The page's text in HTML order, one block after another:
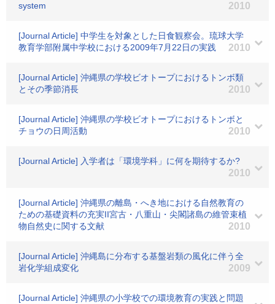
system
2010
[Journal Article] 中学生を対象とした日食観察会。琉球大学
教育学部附属中学校における2009年7月22日の実践
2010
[Journal Article] 沖縄県の学校ビオトープにおけるトンボ類
とその季節消長
2010
[Journal Article] 沖縄県の学校ビオトープにおけるトンボと
チョウの日周活動
2010
[Journal Article] 入学者は「環境学科」に何を期待するか?
2010
[Journal Article] 沖縄県の離島・へき地における自然教育の
ための基礎資料の充実II宮古・八重山・尖閣諸島の維管束植
物自然史に関する文献
2010
[Journal Article] 沖縄島に分布する基盤岩類の風化に伴う全
岩化学組成変化
2009
[Journal Article] 沖縄県の小学校での環境教育の実践と問題